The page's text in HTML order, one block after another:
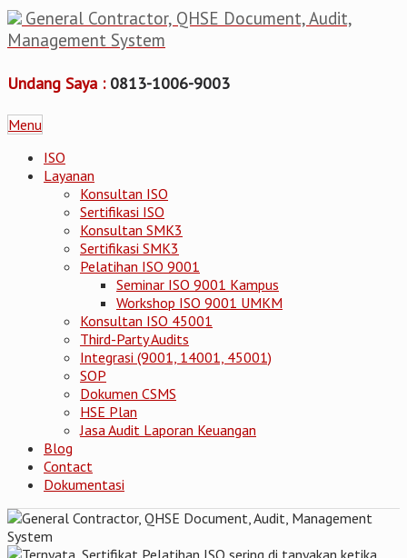
General Contractor, QHSE Document, Audit,
Management System
Undang Saya : 0813-1006-9003
Menu
ISO
Layanan
Konsultan ISO
Sertifikasi ISO
Konsultan SMK3
Sertifikasi SMK3
Pelatihan ISO 9001
Seminar ISO 9001 Kampus
Workshop ISO 9001 UMKM
Konsultan ISO 45001
Third-Party Audits
Integrasi (9001, 14001, 45001)
SOP
Dokumen CSMS
HSE Plan
Jasa Audit Laporan Keuangan
Blog
Contact
Dokumentasi